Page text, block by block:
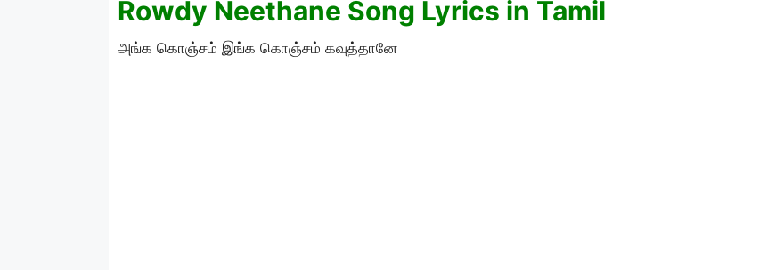
Rowdy Neethane Song Lyrics in Tamil
அங்க கொஞ்சம் இங்க கொஞ்சம் கவுத்தானே